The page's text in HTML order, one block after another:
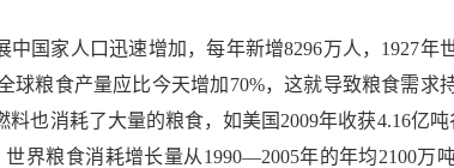
国家人口迅速增加，每年新增8296万人，1927年
球粮食产量应比今天增加70%，这就导致粮食需
也消耗了大量的粮食，如美国2009年收获4.16亿
界粮食消耗增长量从1990—2005年的年均2100万